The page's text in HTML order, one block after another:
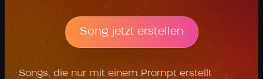
Song jetzt erstellen
Songs, die nur mit einem Prompt erstellt